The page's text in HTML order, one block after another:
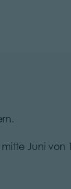
Juni von